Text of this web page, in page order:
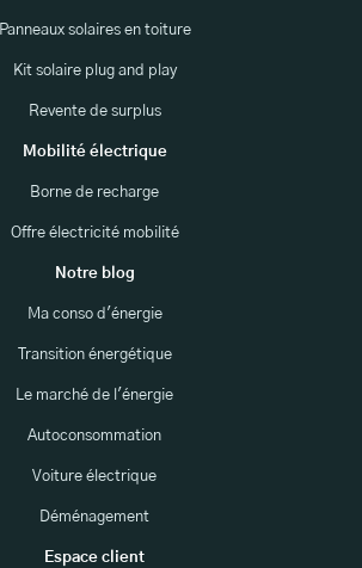
Panneaux solaires en toiture
Kit solaire plug and play
Revente de surplus
Mobilité électrique
Borne de recharge
Offre électricité mobilité
Notre blog
Ma conso d'énergie
Transition énergétique
Le marché de l'énergie
Autoconsommation
Voiture électrique
Déménagement
Espace client